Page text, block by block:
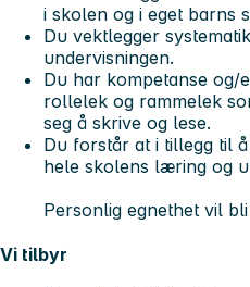
i skolen og i eget barns
Du vektlegger
undervisningen.
Du har kompetanse og/
rollelek og rammelek
seg å skrive og lese.
Du forstår at i tillegg til
hele skolens læring og
Personlig egnethet vil
Vi tilbyr